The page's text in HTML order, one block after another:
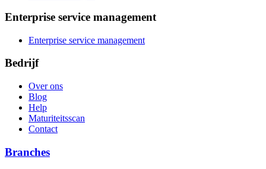
Enterprise service management
Enterprise service management
Bedrijf
Over ons
Blog
Help
Maturiteitsscan
Contact
Branches